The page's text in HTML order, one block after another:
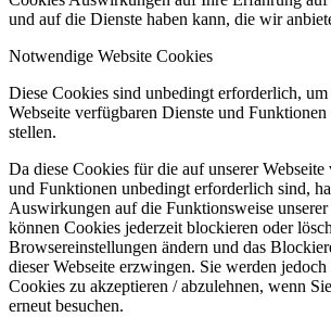
und auf die Dienste haben kann, die wir
Notwendige Website Cookies
Diese Cookies sind unbedingt erforderlich,
Webseite verfügbaren Dienste und
stellen.
Da diese Cookies für die auf unserer
und Funktionen unbedingt erforderlich sind,
Auswirkungen auf die Funktionsweise unserer
können Cookies jederzeit blockieren oder
Browsereinstellungen ändern und das
dieser Webseite erzwingen. Sie werden
Cookies zu akzeptieren / abzulehnen, wenn
erneut besuchen.